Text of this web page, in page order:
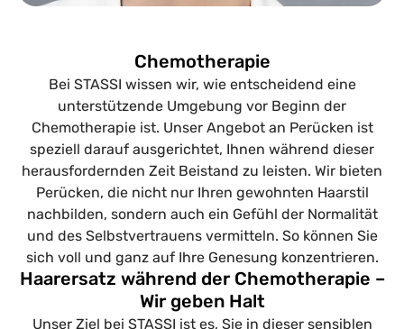
Chemotherapie
Bei STASSI wissen wir, wie entscheidend eine
unterstützende Umgebung vor Beginn der
Chemotherapie ist. Unser Angebot an Perücken ist
speziell darauf ausgerichtet, Ihnen während dieser
herausfordernden Zeit Beistand zu leisten. Wir bieten
Perücken, die nicht nur Ihren gewohnten Haarstil
nachbilden, sondern auch ein Gefühl der Normalität
und des Selbstvertrauens vermitteln. So können Sie
sich voll und ganz auf Ihre Genesung konzentrieren.
Haarersatz während der Chemotherapie –
Wir geben Halt
Unser Ziel bei STASSI ist es, Sie in dieser sensiblen